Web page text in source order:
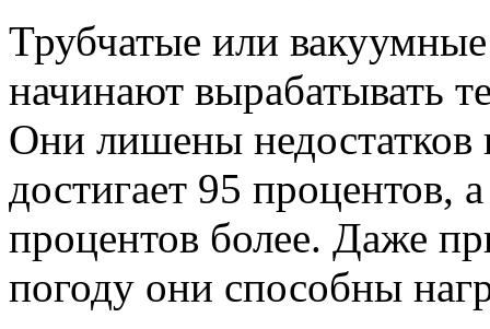
Трубчатые или
начинают вырабатывать
Они лишены
достигает 95 процентов,
процентов более. Даже
погоду они способны